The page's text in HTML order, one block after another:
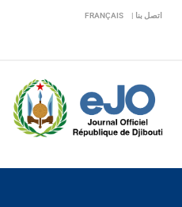
اتصل بنا | FRANÇAIS